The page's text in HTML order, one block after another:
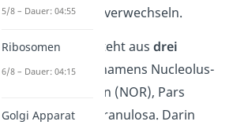
Nucleus (Zellkern) verwechseln.
Der Nucleolus besteht ausdrei
Hauptstrukturen
namens Nucleolus-
Organisator-Region (NOR), Pars
fibrosa und Pars granulosa. Darin
5/8 – Dauer: 04:55
Ribosomen
6/8 – Dauer: 04:15
Golgi Apparat